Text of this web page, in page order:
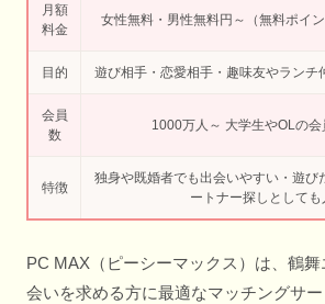
月額
料金
女性無料・男性無料円～（無料ポイン
目的 遊び相手・恋愛相手・趣味友やランチ
会員
数
1000万人～ 大学生やOLの会
特徴
独身や既婚者でも出会いやすい・遊び
ートナー探しとしても
PC MAX（ピーシーマックス）は、鶴
会いを求める方に最適なマッチングサ